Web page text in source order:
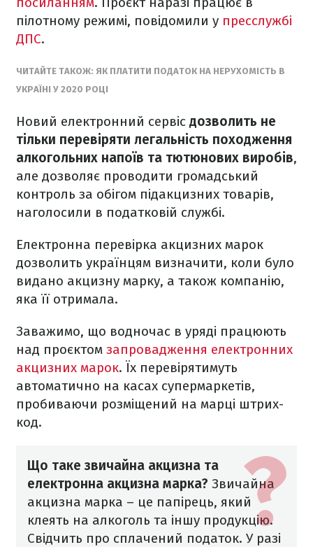
пілотному режимі, повідомили у пресслужбі
ДПС.
ЧИТАЙТЕ ТАКОЖ: ЯК ПЛАТИТИ ПОДАТОК НА НЕРУХОМІСТЬ В
УКРАЇНІ У 2020 РОЦІ
Новий електронний сервіс дозволить не
тільки перевіряти легальність походження
алкогольних напоїв та тютюнових виробів,
але дозволяє проводити громадський
контроль за обігом підакцизних товарів,
наголосили в податковій службі.
Електронна перевірка акцизних марок
дозволить українцям визначити, коли було
видано акцизну марку, а також компанію,
яка її отримала.
Заважимо, що водночас в уряді працюють
над проєктом запровадження електронних
акцизних марок. Їх перевірятимуть
автоматично на касах супермаркетів,
пробиваючи розміщений на марці штрих-
код.
Що таке звичайна акцизна та
електронна акцизна марка? Звичайна
акцизна марка – це папірець, який
клеять на алкоголь та іншу продукцію.
Свідчить про сплачений податок. У разі